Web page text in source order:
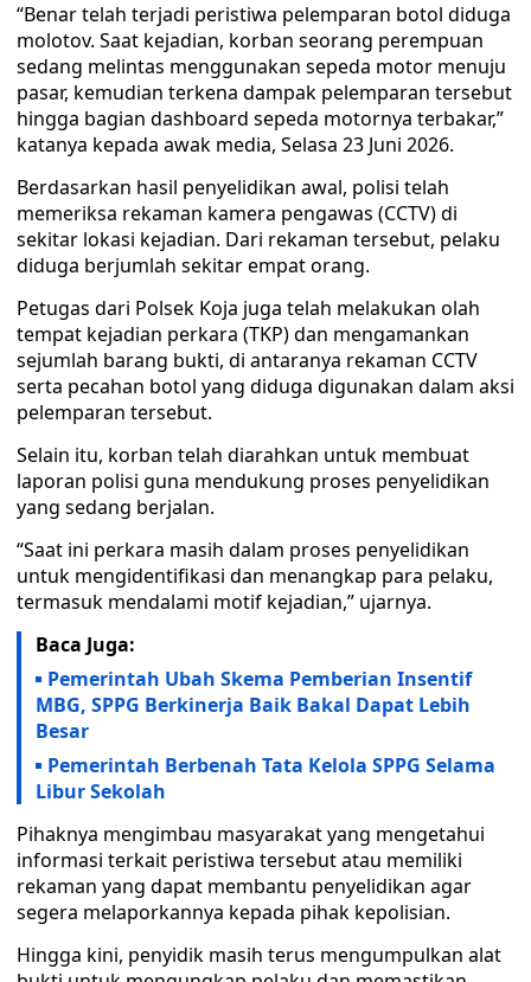
“Benar telah terjadi peristiwa pelemparan botol diduga
molotov. Saat kejadian, korban seorang perempuan
sedang melintas menggunakan sepeda motor menuju
pasar, kemudian terkena dampak pelemparan tersebut
hingga bagian dashboard sepeda motornya terbakar,”
katanya kepada awak media, Selasa 23 Juni 2026.
Berdasarkan hasil penyelidikan awal, polisi telah
memeriksa rekaman kamera pengawas (CCTV) di
sekitar lokasi kejadian. Dari rekaman tersebut, pelaku
diduga berjumlah sekitar empat orang.
Petugas dari Polsek Koja juga telah melakukan olah
tempat kejadian perkara (TKP) dan mengamankan
sejumlah barang bukti, di antaranya rekaman CCTV
serta pecahan botol yang diduga digunakan dalam aksi
pelemparan tersebut.
Selain itu, korban telah diarahkan untuk membuat
laporan polisi guna mendukung proses penyelidikan
yang sedang berjalan.
“Saat ini perkara masih dalam proses penyelidikan
untuk mengidentifikasi dan menangkap para pelaku,
termasuk mendalami motif kejadian,” ujarnya.
Baca Juga:
Pemerintah Ubah Skema Pemberian Insentif
MBG, SPPG Berkinerja Baik Bakal Dapat Lebih
Besar
Pemerintah Berbenah Tata Kelola SPPG Selama
Libur Sekolah
Pihaknya mengimbau masyarakat yang mengetahui
informasi terkait peristiwa tersebut atau memiliki
rekaman yang dapat membantu penyelidikan agar
segera melaporkannya kepada pihak kepolisian.
Hingga kini, penyidik masih terus mengumpulkan alat